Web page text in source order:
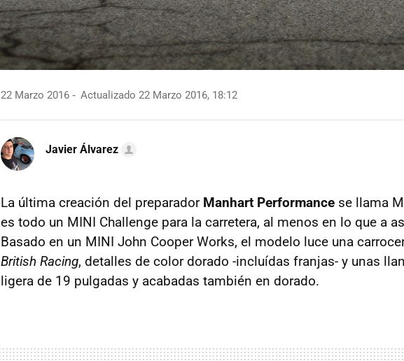
22 Marzo 2016 Actualizado 22 Marzo 2016, 18:12
Javier Álvarez
La última creación del preparador Manhart Performance se llama
es todo un MINI Challenge para la carretera, al menos en lo que a
Basado en un MINI John Cooper Works, el modelo luce una
British Racing, detalles de color dorado -incluídas franjas- y unas
ligera de 19 pulgadas y acabadas también en dorado.